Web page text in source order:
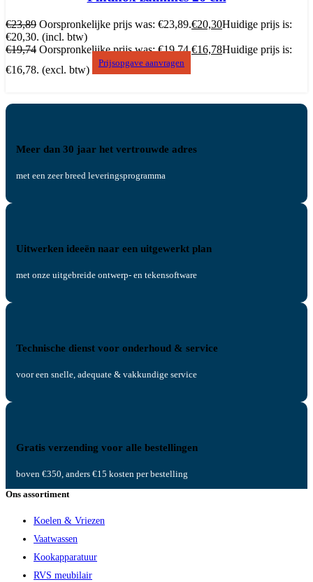
€23,89 Oorspronkelijke prijs was: €23,89.€20,30Huidige prijs is:
€20,30. (incl. btw)
€19,74 Oorspronkelijke prijs was: €19,74.€16,78Huidige prijs is:
€16,78. (excl. btw)
Prijsopgave aanvragen
Meer dan 30 jaar het vertrouwde adres
met een zeer breed leveringsprogramma
Uitwerken ideeën naar een uitgewerkt plan
met onze uitgebreide ontwerp- en tekensoftware
Technische dienst voor onderhoud & service
voor een snelle, adequate & vakkundige service
Gratis verzending voor alle bestellingen
boven €350, anders €15 kosten per bestelling
Ons assortiment
Koelen & Vriezen
Vaatwassen
Kookapparatuur
RVS meubilair